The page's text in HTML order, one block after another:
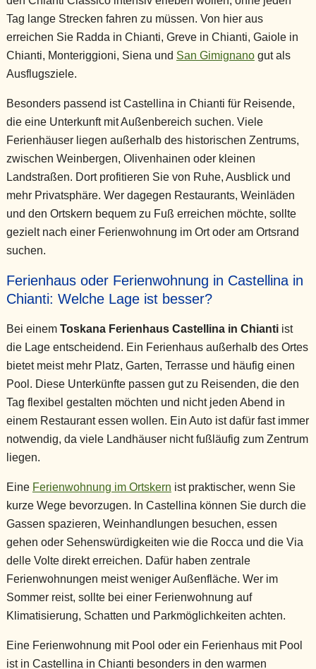
Tag lange Strecken fahren zu müssen. Von hier aus
erreichen Sie Radda in Chianti, Greve in Chianti, Gaiole in
Chianti, Monteriggioni, Siena und San Gimignanogut als
Ausflugsziele.
Besonders passend ist Castellina in Chianti für Reisende,
die eine Unterkunft mit Außenbereich suchen. Viele
Ferienhäuser liegen außerhalb des historischen Zentrums,
zwischen Weinbergen, Olivenhainen oder kleinen
Landstraßen. Dort profitieren Sie von Ruhe, Ausblick und
mehr Privatsphäre. Wer dagegen Restaurants, Weinläden
und den Ortskern bequem zu Fuß erreichen möchte, sollte
gezielt nach einer Ferienwohnung im Ort oder am Ortsrand
suchen.
Ferienhaus oder Ferienwohnung in Castellina in
Chianti: Welche Lage ist besser?
Bei einem Toskana Ferienhaus Castellina in Chiantiist
die Lage entscheidend. Ein Ferienhaus außerhalb des Ortes
bietet meist mehr Platz, Garten, Terrasse und häufig einen
Pool. Diese Unterkünfte passen gut zu Reisenden, die den
Tag flexibel gestalten möchten und nicht jeden Abend in
einem Restaurant essen wollen. Ein Auto ist dafür fast immer
notwendig, da viele Landhäuser nicht fußläufig zum Zentrum
liegen.
Eine Ferienwohnung im Ortskern ist praktischer, wenn Sie
kurze Wege bevorzugen. In Castellina können Sie durch die
Gassen spazieren, Weinhandlungen besuchen, essen
gehen oder Sehenswürdigkeiten wie die Rocca und die Via
delle Volte direkt erreichen. Dafür haben zentrale
Ferienwohnungen meist weniger Außenfläche. Wer im
Sommer reist, sollte bei einer Ferienwohnung auf
Klimatisierung, Schatten und Parkmöglichkeiten achten.
Eine Ferienwohnung mit Pool oder ein Ferienhaus mit Pool
ist in Castellina in Chianti besonders in den warmen